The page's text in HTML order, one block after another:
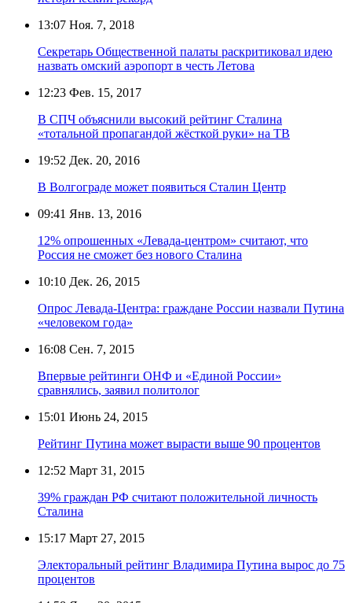
13:07 Ноя. 7, 2018
Секретарь Общественной палаты раскритиковал идею
назвать омский аэропорт в честь Летова
12:23 Фев. 15, 2017
В СПЧ объяснили высокий рейтинг Сталина
«тотальной пропагандой жёсткой руки» на ТВ
19:52 Дек. 20, 2016
В Волгограде может появиться Сталин Центр
09:41 Янв. 13, 2016
12% опрошенных «Левада-центром» считают, что
Россия не сможет без нового Сталина
10:10 Дек. 26, 2015
Опрос Левада-Центра: граждане России назвали Путина
«человеком года»
16:08 Сен. 7, 2015
Впервые рейтинги ОНФ и «Единой России»
сравнялись, заявил политолог
15:01 Июнь 24, 2015
Рейтинг Путина может вырасти выше 90 процентов
12:52 Март 31, 2015
39% граждан РФ считают положительной личность
Сталина
15:17 Март 27, 2015
Электоральный рейтинг Владимира Путина вырос до 75
процентов